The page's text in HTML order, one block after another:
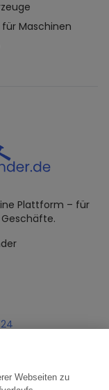
Maschinen
Plattform – für
Über uns
Webseiten zu